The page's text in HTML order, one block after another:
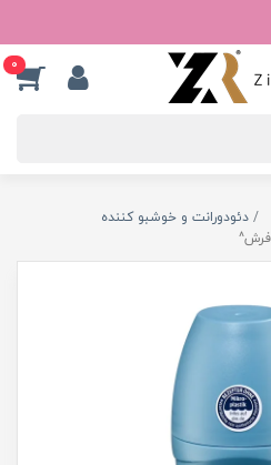
0
دئودورانت و خوشبو کننده
فرش^